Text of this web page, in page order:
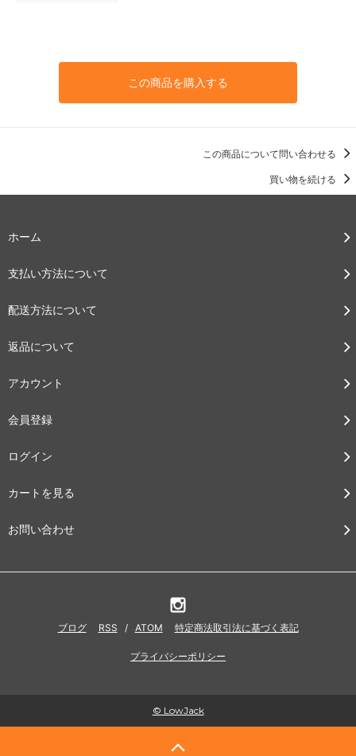
この商品を購入する
この商品について問い合わせる
買い物を続ける
ホーム
支払い方法について
配送方法について
返品について
アカウント
会員登録
ログイン
カートを見る
お問い合わせ
ブログ RSS / ATOM 特定商法取引法に基づく表記
プライバシーポリシー
© LowJack